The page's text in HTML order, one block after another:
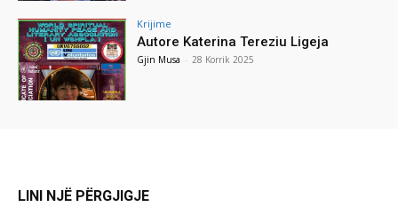
Krijime
Autore Katerina Tereziu Ligeja
Gjin Musa - 28 Korrik 2025
LINI NJË PËRGJIGJE